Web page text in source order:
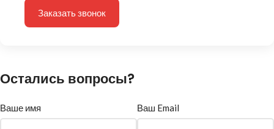
Заказать звонок
Остались вопросы?
Ваше имя Ваш Email